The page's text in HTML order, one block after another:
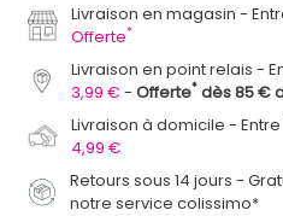
Livraison en magasin
Offerte*
Livraison en point relais
3,99 €
Offerte* dès 85 €
Livraison à domicile
4,99 €
Retours sous 14 jours -
notre service colissimo*